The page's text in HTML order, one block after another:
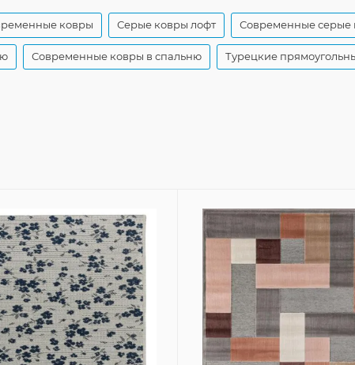
ковры Серые ковры лофт Современные серые
Современные ковры в спальню Турецкие